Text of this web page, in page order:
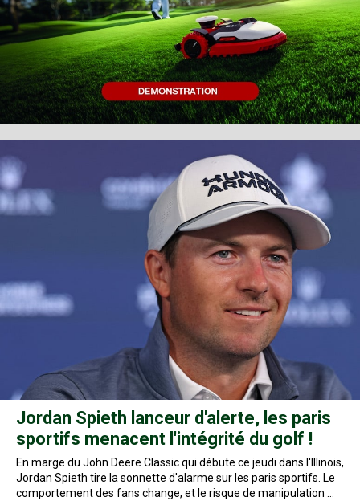
Jordan Spieth lanceur d'alerte, les paris
sportifs menacent l'intégrité du golf !
En marge du John Deere Classic qui débute ce jeudi dans l'Illinois,
Jordan Spieth tire la sonnette d'alarme sur les paris sportifs. Le
comportement des fans change, et le risque de manipulation …